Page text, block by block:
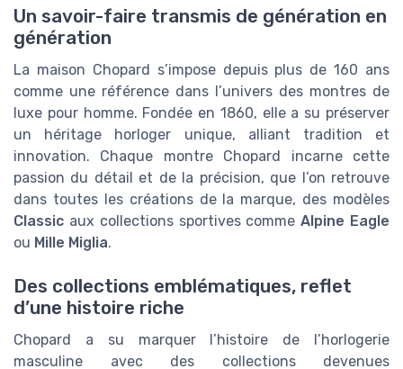
Un savoir-faire transmis de génération en
génération
La maison Chopard s’impose depuis plus de 160 ans
comme une référence dans l’univers des montres de
luxe pour homme. Fondée en 1860, elle a su préserver
un héritage horloger unique, alliant tradition et
innovation. Chaque montre Chopard incarne cette
passion du détail et de la précision, que l’on retrouve
dans toutes les créations de la marque, des modèles
Classic aux collections sportives commeAlpine Eagle
ou Mille Miglia.
Des collections emblématiques, reflet
d’une histoire riche
Chopard a su marquer l’histoire de l’horlogerie
masculine avec des collections devenues